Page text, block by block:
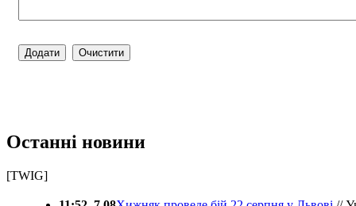
Останні новини
[TWIG]